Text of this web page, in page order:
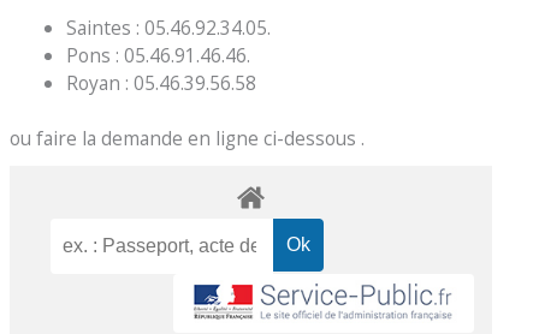
Saintes : 05.46.92.34.05.
Pons : 05.46.91.46.46.
Royan : 05.46.39.56.58
ou faire la demande en ligne ci-dessous .